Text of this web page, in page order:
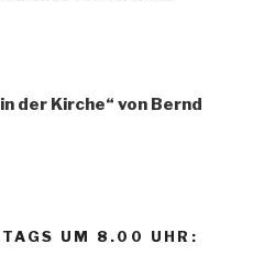
der Kirche“ von Bernd
UM 8.00 UHR: